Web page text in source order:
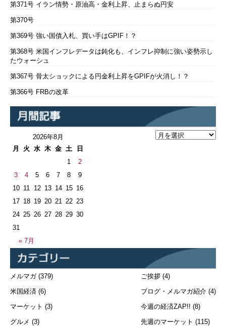
第371号 イラン情勢・原油高・金利上昇、止まらぬ円安
第370号
第369号 強い国債入札、買い手はGPIF！？
第368号 米国インフレデータは鈍化も、インフレ抑制に強い姿勢示し
たウォーシュ
第367号 骨太ショックによる円金利上昇をGPIFが火消し！？
第366号 FRBの改革
2026年8月
月
火 水 木 金 土 日
« 7月
1
2
3
4 5 6 7 8
9
10 11 12 13 14 15 16
17 18 19 20 21 22 23
24 25 26 27 28 29 30
31
メルマガ(379)
米国経済 (6)
マーケット (3)
グルメ (3)
ご挨拶 (4)
ブログ・メルマガ紹介 (4)
今週の経済ZAP!! (8)
先週のマーケット (115)